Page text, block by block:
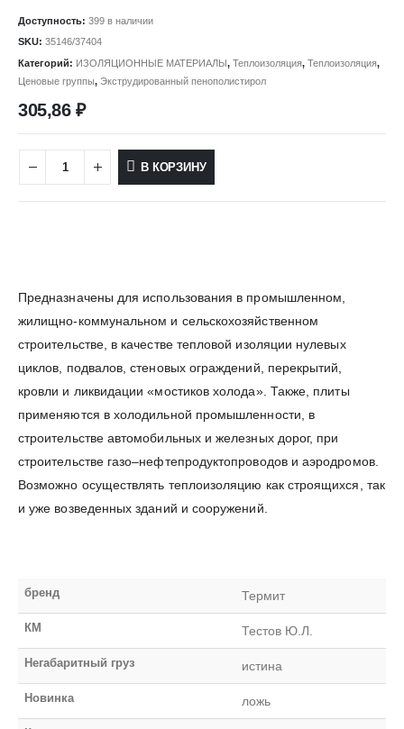
Доступность: 399 в наличии
SKU: 35146/37404
Категорий: ИЗОЛЯЦИОННЫЕ МАТЕРИАЛЫ, Теплоизоляция, Теплоизоляция,
Ценовые группы, Экструдированный пенополистирол
305,86₽
В КОРЗИНУ
Предназначены для использования в промышленном,
жилищно-коммунальном и сельскохозяйственном
строительстве, в качестве тепловой изоляции нулевых
циклов, подвалов, стеновых ограждений, перекрытий,
кровли и ликвидации «мостиков холода». Также, плиты
применяются в холодильной промышленности, в
строительстве автомобильных и железных дорог, при
строительстве газо–нефтепродуктопроводов и аэродромов.
Возможно осуществлять теплоизоляцию как строящихся, так
и уже возведенных зданий и сооружений.
бренд Термит
КМ Тестов Ю.Л.
Негабаритный груз истина
Новинка ложь